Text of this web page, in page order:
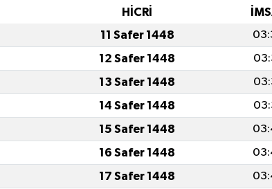
HİCRİ
11 Safer 1448
12 Safer 1448
13 Safer 1448
14 Safer 1448
15 Safer 1448
16 Safer 1448
17 Safer 1448